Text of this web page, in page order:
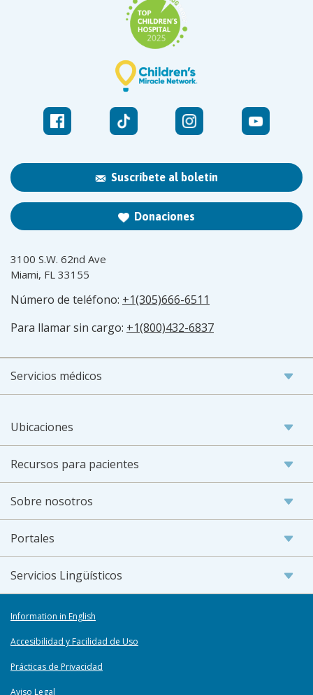
Suscríbete al boletín
Donaciones
3100 S.W. 62nd Ave
Miami, FL 33155
Número de teléfono: +1(305)666-6511
Para llamar sin cargo: +1(800)432-6837
Servicios médicos
Ubicaciones
Recursos para pacientes
Sobre nosotros
Portales
Servicios Lingüísticos
Information in English
Accesibilidad y Facilidad de Uso
Prácticas de Privacidad
Aviso Legal